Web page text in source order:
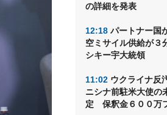
の詳細を発表
12:18 パートナー国
空ミサイル供給が３
シキー宇大統領
11:02 ウクライナ反
ニシナ前駐米大使の
定 保釈金６００万